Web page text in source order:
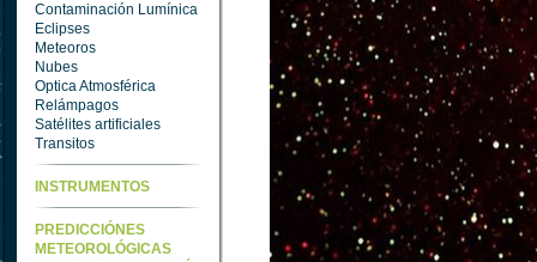
Contaminación Lumínica
Eclipses
Meteoros
Nubes
Optica Atmosférica
Relámpagos
Satélites artificiales
Transitos
INSTRUMENTOS
PREDICCIÓNES
METEOROLÓGICAS